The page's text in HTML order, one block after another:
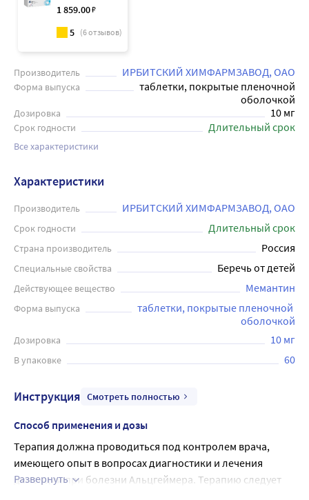
1 859.00₽
5 (6отзывов)
Производитель ИРБИТСКИЙ ХИМФАРМЗАВОД, ОАО
Форма выпуска
таблетки, покрытые пленочной
оболочкой
Дозировка 10 мг
Срок годности Длительный срок
Все характеристики
Характеристики
Производитель ИРБИТСКИЙ ХИМФАРМЗАВОД, ОАО
Срок годности Длительный срок
Страна производитель Россия
Специальные свойства Беречь от детей
Действующее вещество Мемантин
Форма выпуска
таблетки, покрытые пленочной
оболочкой
Дозировка 10 мг
В упаковке 60
Инструкция Смотреть полностью
Способ применения и дозы
Терапия должна проводиться под контролем врача,
имеющего опыт в вопросах диагностики и лечения
деменции при болезни Альцгеймера. Терапию следует
Развернуть